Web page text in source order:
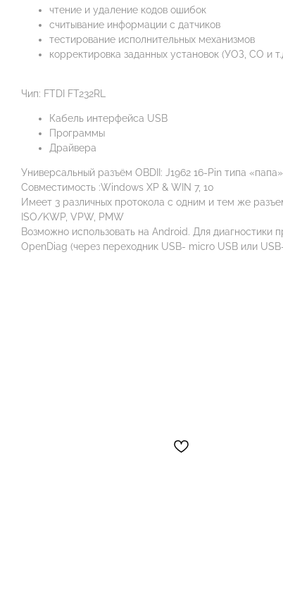
чтение и удаление кодов ошибок
считывание информации с датчиков
тестирование исполнительных механизмов
корректировка заданных установок (УОЗ, СО и
Чип: FTDI FT232RL
Кабель интерфейса USB
Программы
Драйвера
Универсальный разъём OBDII: J1962 16-Pin типа
Совместимость :Windows XP & WIN 7, 10
Имеет 3 различных протокола с одним и тем же
ISO/KWP, VPW, PMW
Возможно использовать на Android. Для диагностики
OpenDiag (через переходник USB- micro USB или